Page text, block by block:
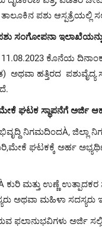
ಪಶು ಆಸ್ಪತ್ರೆಯಲ್ಲಿ
ಸಂಗೋಪನಾ
11.08.2023 ಕೊನೆಯ
ಅಥವಾ ಹತ್ತಿರದ
.
ಘಟಕ ಸ್ಥಾಪನೆಗೆ ಅರ್ಜಿ
ನಿಗಮದಿಂದÀ,
ಘಟಕಕ್ಕೆ ಅರ್ಹ
ಮತ್ತು ಉಣ್ಣೆ
ಮಹಿಳಾ ಸದಸ್ಯರು
ಅರ್ಜಿ